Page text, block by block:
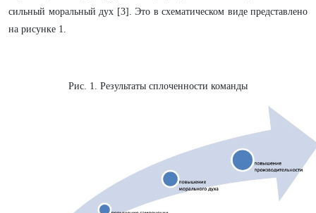
сильный моральный дух [3]. Это в схематическом виде представлено
на рисунке 1.
Рис. 1. Результаты сплоченности команды